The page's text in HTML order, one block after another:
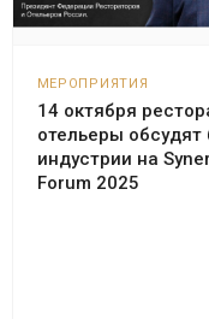
МЕРОПРИЯТИЯ
14 октября
отельеры обсудят
индустрии на
Forum 2025